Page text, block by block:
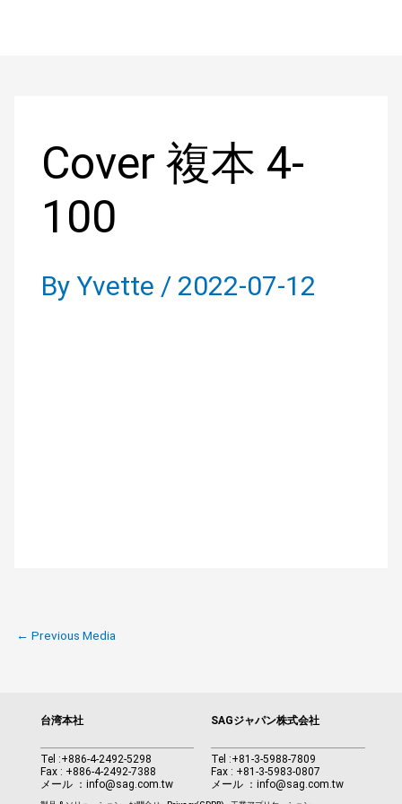
Cover 複本 4-
100
ByYvette / 2022-07-12
← Previous Media
台湾本社
Tel :+886-4-2492-5298
Fax : +886-4-2492-7388
メール ： info@sag.com.tw
SAGジャパン株式会社
Tel :+81-3-5988-7809
Fax : +81-3-5983-0807
メール ：info@sag.com.tw